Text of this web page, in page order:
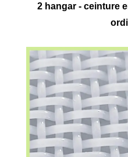
2 hangar - ceinture